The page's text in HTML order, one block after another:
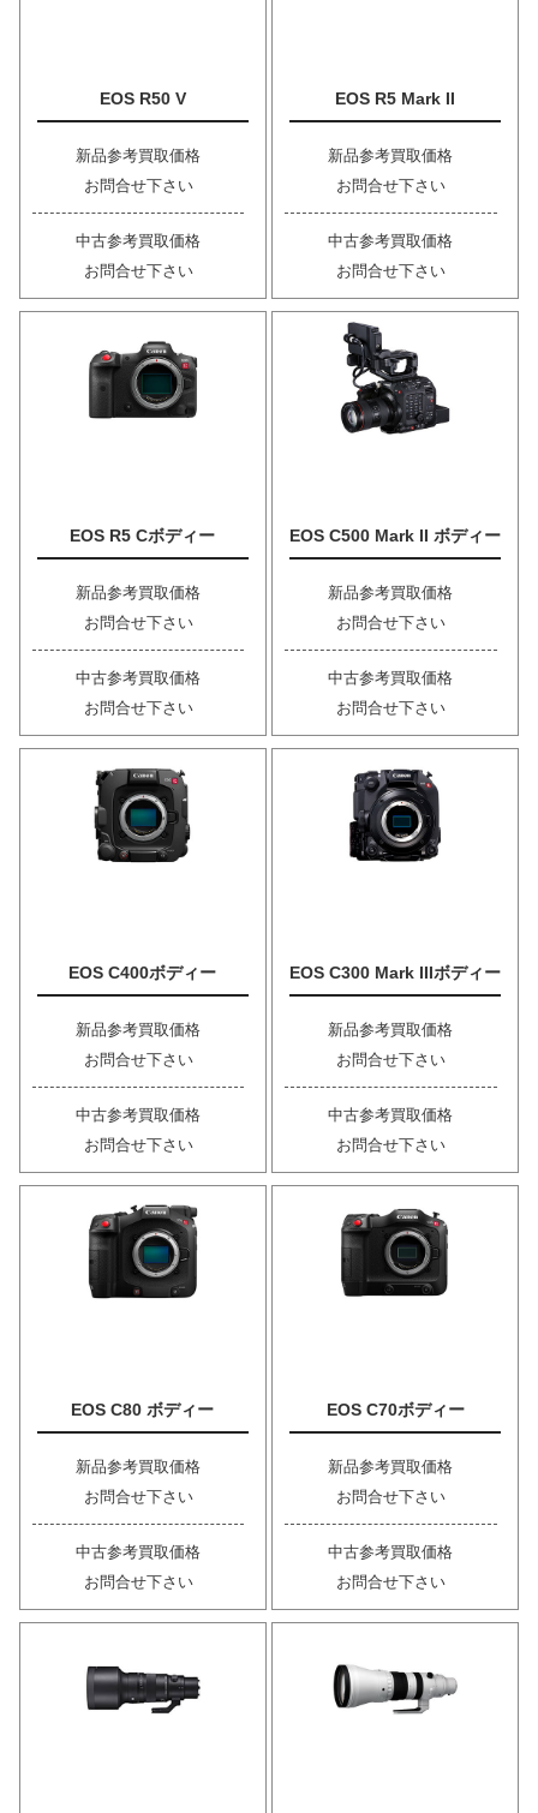
EOS R50 V
新品参考買取価格
お問合せ下さい
中古参考買取価格
お問合せ下さい
EOS R5 Mark II
新品参考買取価格
お問合せ下さい
中古参考買取価格
お問合せ下さい
EOS R5 Cボディー
新品参考買取価格
お問合せ下さい
中古参考買取価格
お問合せ下さい
EOS C500 Mark II ボディー
新品参考買取価格
お問合せ下さい
中古参考買取価格
お問合せ下さい
EOS C400ボディー
新品参考買取価格
お問合せ下さい
中古参考買取価格
お問合せ下さい
EOS C300 Mark IIIボディー
新品参考買取価格
お問合せ下さい
中古参考買取価格
お問合せ下さい
EOS C80 ボディー
新品参考買取価格
お問合せ下さい
中古参考買取価格
お問合せ下さい
EOS C70ボディー
新品参考買取価格
お問合せ下さい
中古参考買取価格
お問合せ下さい